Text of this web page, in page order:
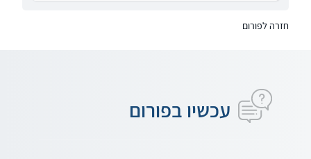
חזרה לפורום
עכשיו בפורום